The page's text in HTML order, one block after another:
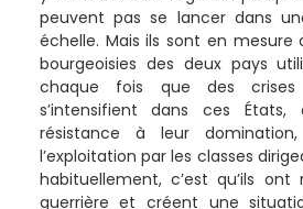
peuvent pas se lancer dans
échelle. Mais ils sont en mesure
bourgeoisies des deux pays
chaque fois que des crises
s’intensifient dans ces
résistance à leur
l’exploitation par les classes
habituellement, c’est qu’ils ont
guerrière et créent une